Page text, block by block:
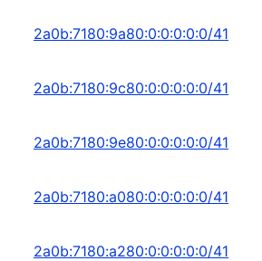
2a0b:7180:9a80:0:0:0:0:0/41
2a0b:7180:9c80:0:0:0:0:0/41
2a0b:7180:9e80:0:0:0:0:0/41
2a0b:7180:a080:0:0:0:0:0/41
2a0b:7180:a280:0:0:0:0:0/41